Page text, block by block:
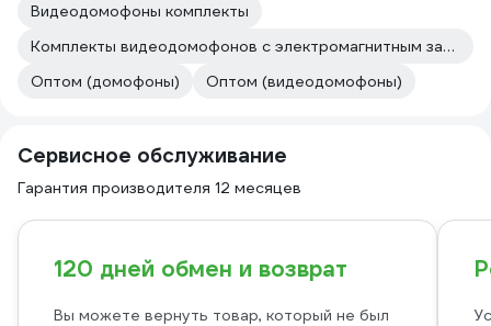
Видеодомофоны комплекты
Комплекты видеодомофонов с электромагнитным замком
Оптом (домофоны)
Оптом (видеодомофоны)
Сервисное обслуживание
Гарантия производителя 12 месяцев
120 дней обмен и возврат
Вы можете вернуть товар, который не был